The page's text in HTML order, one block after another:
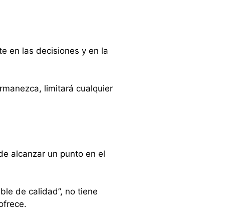
en las decisiones y en la
limitará cualquier
alcanzar un punto en el
de calidad”, no tiene